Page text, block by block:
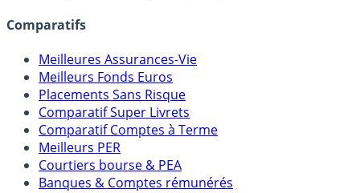
Comparatifs
Meilleures Assurances-Vie
Meilleurs Fonds Euros
Placements Sans Risque
Comparatif Super Livrets
Comparatif Comptes à Terme
Meilleurs PER
Courtiers bourse & PEA
Banques & Comptes rémunérés